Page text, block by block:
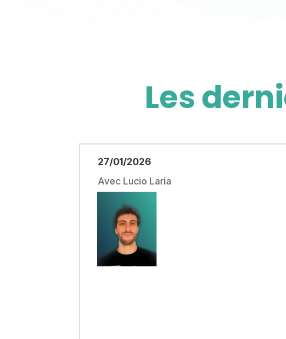
Les
27/01/2026
Avec Lucio Laria